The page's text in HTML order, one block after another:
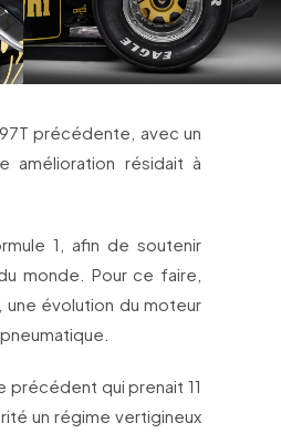
précédente, avec un
amélioration résidait à
1, afin de soutenir
monde. Pour ce faire,
une évolution du moteur
qui prenait 11
un régime vertigineux